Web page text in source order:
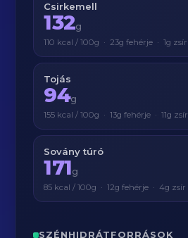
Csirkemell
132g
110 kcal / 100g · 23g fehérje · 1g zsír
Tojás
94g
155 kcal / 100g · 13g fehérje · 11g zsír
Sovány túró
171g
85 kcal / 100g · 12g fehérje · 4g zsír
SZÉNHIDRÁTFORRÁSOK